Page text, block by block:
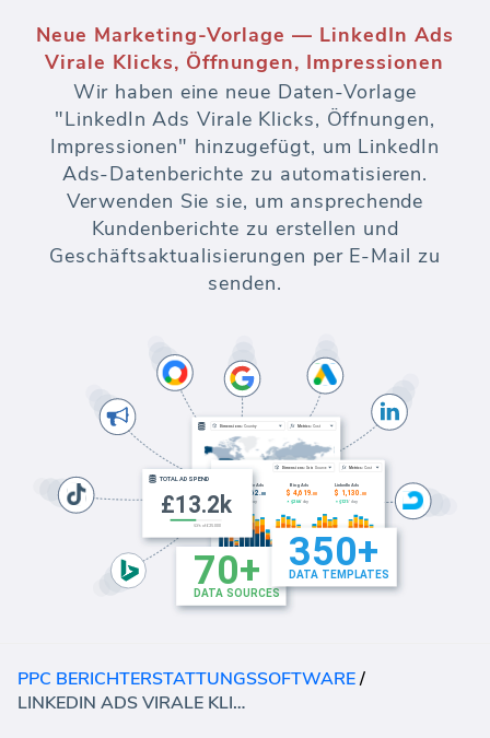
Neue Marketing-Vorlage — LinkedIn Ads
Virale Klicks, Öffnungen, Impressionen
Wir haben eine neue Daten-Vorlage
"LinkedIn Ads Virale Klicks, Öffnungen,
Impressionen" hinzugefügt, um LinkedIn
Ads-Datenberichte zu automatisieren.
Verwenden Sie sie, um ansprechende
Kundenberichte zu erstellen und
Geschäftsaktualisierungen per E-Mail zu
senden.
PPC BERICHTERSTATTUNGSSOFTWARE/
LINKEDIN ADS VIRALE KLICKS, ÖFFNUNGEN, IMPRESSIONEN